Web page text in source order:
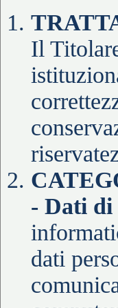
Il
- Dati di
dati